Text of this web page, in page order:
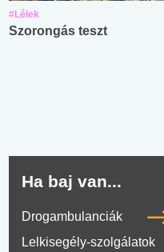
#Lélek
Szorongás teszt
Ha baj van...
Drogambulanciák
Lelkisegély-szolgálatok